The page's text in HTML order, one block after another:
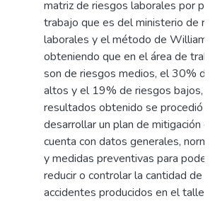
matriz de riesgos laborales por
trabajo que es del ministerio de
laborales y el método de William
obteniendo que en el área de
son de riesgos medios, el 30%
altos y el 19% de riesgos bajos, y
resultados obtenido se procedió a
desarrollar un plan de mitigación el
cuenta con datos generales,
y medidas preventivas para poder
reducir o controlar la cantidad de
accidentes producidos en el taller